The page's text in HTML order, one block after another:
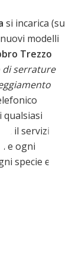
si incarica (su
modelli
Trezzo
di serrature
il servizio
e ogni
specie e